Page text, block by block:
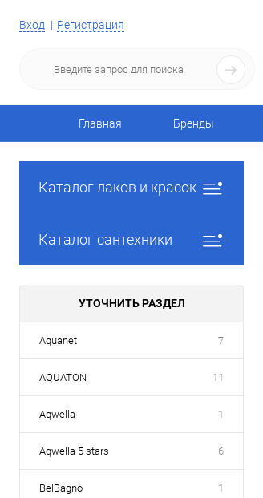
Вход Регистрация
Главная Бренды
Каталог лаков и красок
Каталог сантехники
УТОЧНИТЬ РАЗДЕЛ
Aquanet 7
AQUATON 11
Aqwella 1
Aqwella 5 stars 6
BelBagno 1